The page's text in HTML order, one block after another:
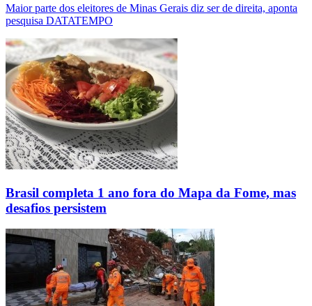
Maior parte dos eleitores de Minas Gerais diz ser de direita, aponta
pesquisa DATATEMPO
Brasil completa 1 ano fora do Mapa da Fome, mas
desafios persistem